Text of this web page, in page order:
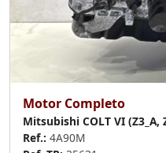
Motor Completo
Mitsubishi COLT VI (Z3_A,
Ref.: 4A90M